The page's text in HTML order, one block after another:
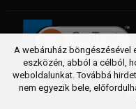
A webáruház böngészésével
eszközén, abból a célból,
weboldalunkat. Továbbá
nem egyezik bele,